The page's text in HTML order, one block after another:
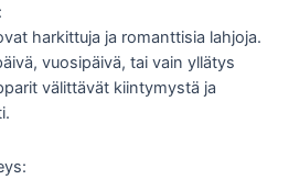
harkittuja ja romanttisia lahjoja.
vuosipäivä, tai vain yllätys
välittävät kiintymystä ja